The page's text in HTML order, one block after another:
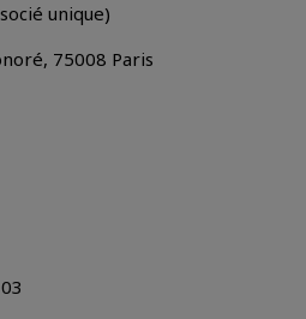
unique)
75008 Paris